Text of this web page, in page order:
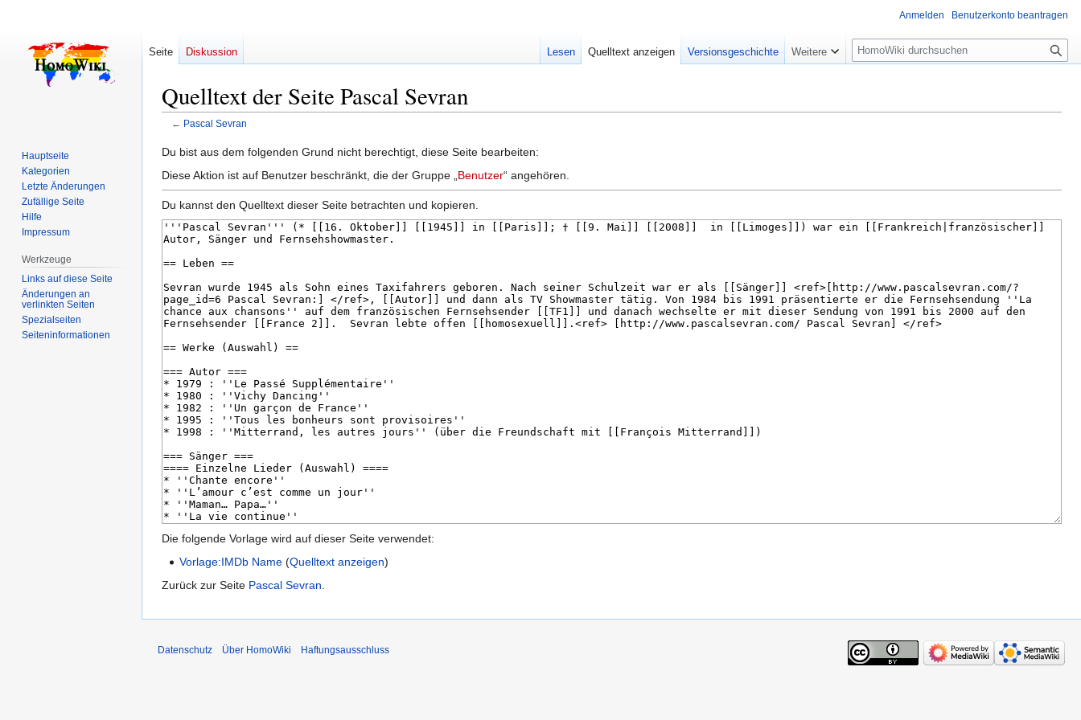
Quelltext der Seite Pascal Sevran
← Pascal Sevran
Zur
Navigation
Zur
Suche
Du bist aus dem folgenden Grund nicht berechtigt, diese Seite bearbeiten:
Diese Aktion ist auf Benutzer beschränkt, die der Gruppe „ Benutzer“ angehören.
Du kannst den Quelltext dieser Seite betrachten und kopieren.
Die folgende Vorlage wird auf dieser Seite verwendet:
Vorlage:IMDb Name (Quelltext anzeigen)
Zurück zur Seite Pascal Sevran.
Anmelden Benutzerkonto beantragen
Seite Diskussion Lesen Quelltext anzeigen Versionsgeschichte Weitere
Suche
Hauptseite
Kategorien
Letzte Änderungen
Zufällige Seite
Hilfe
Impressum
Werkzeuge
Links auf diese Seite
Änderungen an
verlinkten Seiten
Spezialseiten
Seiten­­informationen
Datenschutz Über HomoWiki Haftungsausschluss